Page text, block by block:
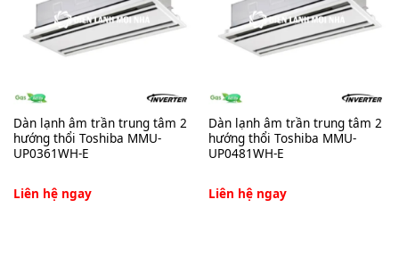
Dàn lạnh âm trần trung tâm 2
hướng thổi Toshiba MMU-
UP0361WH-E
Liên hệ ngay
Dàn lạnh âm trần trung tâm 2
hướng thổi Toshiba MMU-
UP0481WH-E
Liên hệ ngay